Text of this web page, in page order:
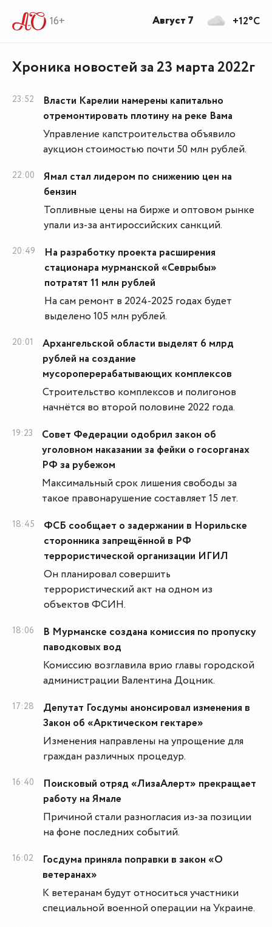
16+
Хроника новостей за 23 марта 2022г
23:52
Власти Карелии намерены капитально
отремонтировать плотину на реке Вама
Управление капстроительства объявило
аукцион стоимостью почти 50 млн рублей.
22:00
Ямал стал лидером по снижению цен на
бензин
Топливные цены на бирже и оптовом рынке
упали из-за антироссийских санкций.
20:49
На разработку проекта расширения
стационара мурманской «Севрыбы»
потратят 11 млн рублей
На сам ремонт в 2024-2025 годах будет
выделено 105 млн рублей.
20:01
Архангельской области выделят 6 млрд
рублей на создание
мусороперерабатывающих комплексов
Строительство комплексов и полигонов
начнётся во второй половине 2022 года.
19:23
Совет Федерации одобрил закон об
уголовном наказании за фейки о госорганах
РФ за рубежом
Максимальный срок лишения свободы за
такое правонарушение составляет 15 лет.
18:45
ФСБ сообщает о задержании в Норильске
сторонника запрещённой в РФ
террористической организации ИГИЛ
Он планировал совершить
террористический акт на одном из
объектов ФСИН.
18:06
В Мурманске создана комиссия по пропуску
паводковых вод
Комиссию возглавила врио главы городской
администрации Валентина Доцник.
17:28
Депутат Госдумы анонсировал изменения в
Закон об «Арктическом гектаре»
Изменения направлены на упрощение для
граждан различных процедур.
16:40
Поисковый отряд «ЛизаАлерт» прекращает
работу на Ямале
Причиной стали разногласия из-за позиции
на фоне последних событий.
16:02
Госдума приняла поправки в закон «О
ветеранах»
К ветеранам будут относиться участники
специальной военной операции на Украине.
+12°C
Август 7